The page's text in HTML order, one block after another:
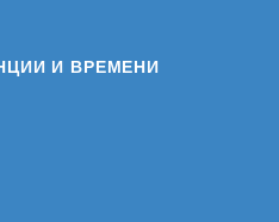
И ВРЕМЕНИ